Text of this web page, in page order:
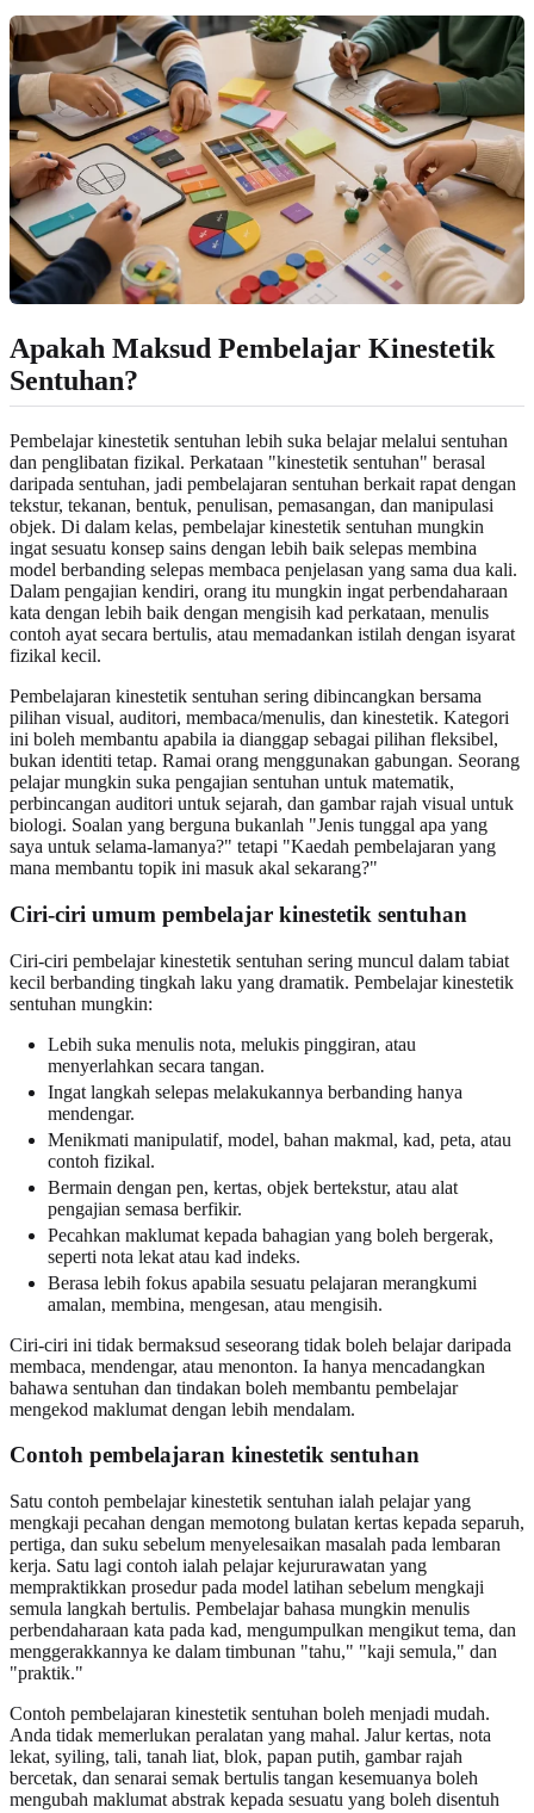
Apakah Maksud Pembelajar Kinestetik
Sentuhan?
Pembelajar kinestetik sentuhan lebih suka belajar melalui sentuhan
dan penglibatan fizikal. Perkataan "kinestetik sentuhan" berasal
daripada sentuhan, jadi pembelajaran sentuhan berkait rapat dengan
tekstur, tekanan, bentuk, penulisan, pemasangan, dan manipulasi
objek. Di dalam kelas, pembelajar kinestetik sentuhan mungkin
ingat sesuatu konsep sains dengan lebih baik selepas membina
model berbanding selepas membaca penjelasan yang sama dua kali.
Dalam pengajian kendiri, orang itu mungkin ingat perbendaharaan
kata dengan lebih baik dengan mengisih kad perkataan, menulis
contoh ayat secara bertulis, atau memadankan istilah dengan isyarat
fizikal kecil.
Pembelajaran kinestetik sentuhan sering dibincangkan bersama
pilihan visual, auditori, membaca/menulis, dan kinestetik. Kategori
ini boleh membantu apabila ia dianggap sebagai pilihan fleksibel,
bukan identiti tetap. Ramai orang menggunakan gabungan. Seorang
pelajar mungkin suka pengajian sentuhan untuk matematik,
perbincangan auditori untuk sejarah, dan gambar rajah visual untuk
biologi. Soalan yang berguna bukanlah "Jenis tunggal apa yang
saya untuk selama-lamanya?" tetapi "Kaedah pembelajaran yang
mana membantu topik ini masuk akal sekarang?"
Ciri-ciri umum pembelajar kinestetik sentuhan
Ciri-ciri pembelajar kinestetik sentuhan sering muncul dalam tabiat
kecil berbanding tingkah laku yang dramatik. Pembelajar kinestetik
sentuhan mungkin:
Lebih suka menulis nota, melukis pinggiran, atau
menyerlahkan secara tangan.
Ingat langkah selepas melakukannya berbanding hanya
mendengar.
Menikmati manipulatif, model, bahan makmal, kad, peta, atau
contoh fizikal.
Bermain dengan pen, kertas, objek bertekstur, atau alat
pengajian semasa berfikir.
Pecahkan maklumat kepada bahagian yang boleh bergerak,
seperti nota lekat atau kad indeks.
Berasa lebih fokus apabila sesuatu pelajaran merangkumi
amalan, membina, mengesan, atau mengisih.
Ciri-ciri ini tidak bermaksud seseorang tidak boleh belajar daripada
membaca, mendengar, atau menonton. Ia hanya mencadangkan
bahawa sentuhan dan tindakan boleh membantu pembelajar
mengekod maklumat dengan lebih mendalam.
Contoh pembelajaran kinestetik sentuhan
Satu contoh pembelajar kinestetik sentuhan ialah pelajar yang
mengkaji pecahan dengan memotong bulatan kertas kepada separuh,
pertiga, dan suku sebelum menyelesaikan masalah pada lembaran
kerja. Satu lagi contoh ialah pelajar kejururawatan yang
mempraktikkan prosedur pada model latihan sebelum mengkaji
semula langkah bertulis. Pembelajar bahasa mungkin menulis
perbendaharaan kata pada kad, mengumpulkan mengikut tema, dan
menggerakkannya ke dalam timbunan "tahu," "kaji semula," dan
"praktik."
Contoh pembelajaran kinestetik sentuhan boleh menjadi mudah.
Anda tidak memerlukan peralatan yang mahal. Jalur kertas, nota
lekat, syiling, tali, tanah liat, blok, papan putih, gambar rajah
bercetak, dan senarai semak bertulis tangan kesemuanya boleh
mengubah maklumat abstrak kepada sesuatu yang boleh disentuh